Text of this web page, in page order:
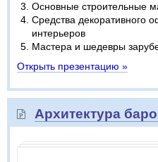
Основные строительные
Средства декоративного
интерьеров
Мастера и шедевры
Открыть презентацию »
Архитектура